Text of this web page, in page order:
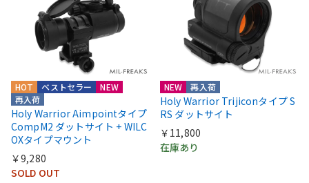
HOT
NEW
再入荷
ベストセラー
Holy Warrior Aimpointタイプ
CompM2 ダットサイト + WILC
OXタイプマウント
￥9,280
SOLD OUT
NEW 再入荷
Holy Warrior Trijiconタイプ S
RS ダットサイト
￥11,800
在庫あり